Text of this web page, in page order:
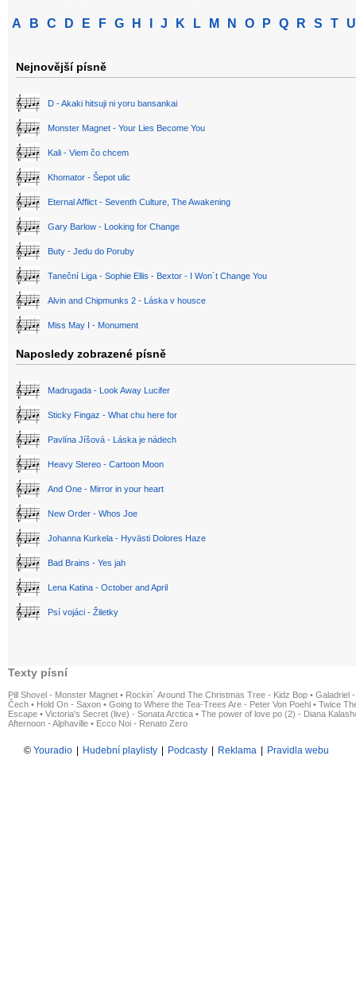
A B C D E F G H J K L M N O P Q R S T U
Nejnovější písně
D - Akaki hitsuji ni yoru bansankai
Monster Magnet - Your Lies Become You
Kali - Viem čo chcem
Khomator - Šepot ulic
Eternal Afflict - Seventh Culture, The Awakening
Gary Barlow - Looking for Change
Buty - Jedu do Poruby
Taneční Liga - Sophie Ellis - Bextor - I Won´t Change You
Alvin and Chipmunks 2 - Láska v housce
Miss May I - Monument
Naposledy zobrazené písně
Madrugada - Look Away Lucifer
Sticky Fingaz - What chu here for
Pavlína Jíšová - Láska je nádech
Heavy Stereo - Cartoon Moon
And One - Mirror in your heart
New Order - Whos Joe
Johanna Kurkela - Hyvästi Dolores Haze
Bad Brains - Yes jah
Lena Katina - October and April
Psí vojáci - Žiletky
Texty písní
Pill Shovel - Monster Magnet • Rockin´ Around The Christmas Tree - Kidz Bop • Galadriel
Čech • Hold On - Saxon • Going to Where the Tea-Trees Are - Peter Von Poehl • Twice
Escape • Victoria's Secret (live) - Sonata Arctica • The power of love po (2) - Diana
Afternoon - Alphaville • Ecco Noi - Renato Zero
© Youradio | Hudební playlisty | Podcasty | Reklama | Pravidla webu